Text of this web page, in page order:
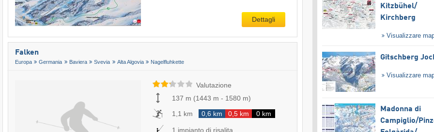
Dettagli
Falken
Europa Germania Baviera Svevia Alta Algovia Nagelfluhkette
Valutazione
137 m (1443 m - 1580 m)
1,1 km
0,6 km 0,5 km 0 km
1 impianto di risalita
Kitzbühel/​
Kirchberg
Visualizzare
Gitschberg
Visualizzare
Madonna di
Campiglio/​